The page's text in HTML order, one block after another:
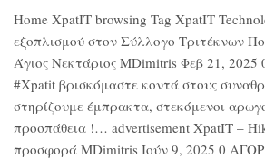
Home XpatIT browsing Tag XpatIT
εξοπλισμού στον Σύλλογο Τριτέκνων
Άγιος Νεκτάριος MDimitris Φεβ 21, 2025
#Xpatit βρισκόμαστε κοντά στους
στηρίζουμε έμπρακτα, στεκόμενοι
προσπάθεια !… advertisement XpatIT –
προσφορά MDimitris Ιούν 9, 2025 0